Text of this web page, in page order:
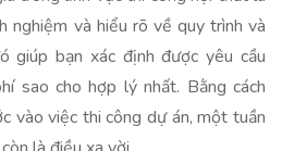
nghiệm và hiểu rõ về quy trình và
giúp bạn xác định được yêu cầu
sao cho hợp lý nhất. Bằng cách
vào việc thi công dự án, một tuần